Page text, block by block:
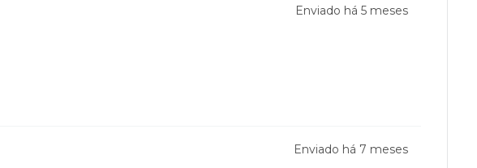
Enviado há 5 meses
Enviado há 7 meses